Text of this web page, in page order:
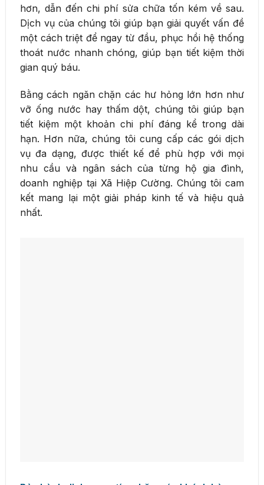
hơn, dẫn đến chi phí sửa chữa tốn kém về sau.
Dịch vụ của chúng tôi giúp bạn giải quyết vấn đề
một cách triệt để ngay từ đầu, phục hồi hệ thống
thoát nước nhanh chóng, giúp bạn tiết kiệm thời
gian quý báu.
Bằng cách ngăn chặn các hư hỏng lớn hơn như
vỡ ống nước hay thấm dột, chúng tôi giúp bạn
tiết kiệm một khoản chi phí đáng kể trong dài
hạn. Hơn nữa, chúng tôi cung cấp các gói dịch
vụ đa dạng, được thiết kế để phù hợp với mọi
nhu cầu và ngân sách của từng hộ gia đình,
doanh nghiệp tại Xã Hiệp Cường. Chúng tôi cam
kết mang lại một giải pháp kinh tế và hiệu quả
nhất.